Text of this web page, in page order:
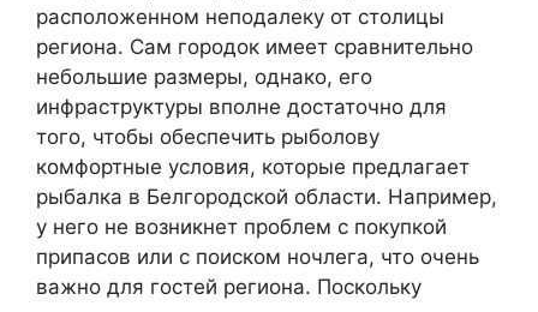
расположенном неподалеку от столицы
региона. Сам городок имеет сравнительно
небольшие размеры, однако, его
инфраструктуры вполне достаточно для
того, чтобы обеспечить рыболову
комфортные условия, которые предлагает
рыбалка в Белгородской области. Например,
у него не возникнет проблем с покупкой
припасов или с поиском ночлега, что очень
важно для гостей региона. Поскольку